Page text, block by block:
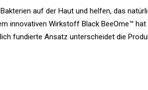
auf der Haut und helfen, das
innovativen Wirkstoff Black BeeOme™ hat
fundierte Ansatz unterscheidet die